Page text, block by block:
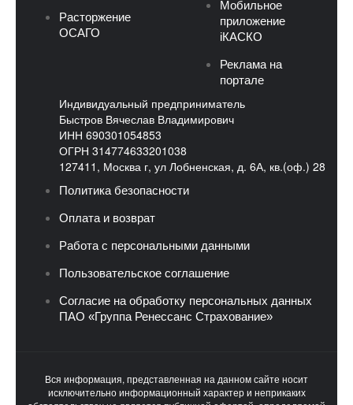
Расторжение
ОСАГО
Мобильное
приложение
iКАСКО
Реклама на
портале
Индивидуальный предприниматель
Быстров Вячеслав Владимирович
ИНН 690301054853
ОГРН 314774633201038
127411, Москва г, ул Лобненская, д. 6А, кв.(оф.) 28
Политика безопасности
Оплата и возврат
Работа с персональными данными
Пользовательское соглашение
Согласие на обработку персональных данных
ПАО «Группа Ренессанс Страхование»
Вся информация, представленная на данном сайте носит
исключительно информационный характер и неприкаких